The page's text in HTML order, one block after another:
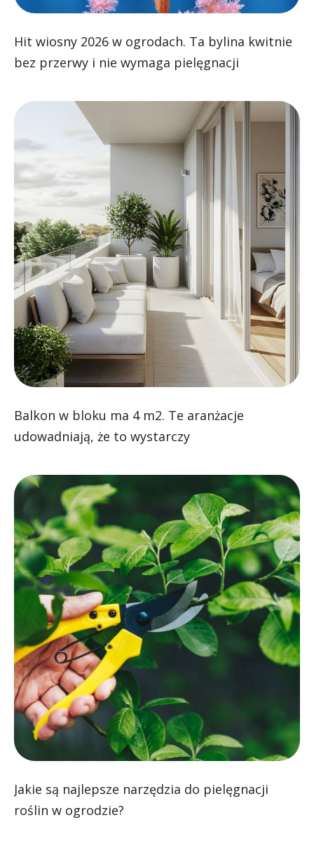
Hit wiosny 2026 w ogrodach. Ta bylina kwitnie
bez przerwy i nie wymaga pielęgnacji
Balkon w bloku ma 4 m2. Te aranżacje
udowadniają, że to wystarczy
Jakie są najlepsze narzędzia do pielęgnacji
roślin w ogrodzie?